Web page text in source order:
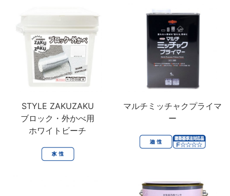
STYLE ZAKUZAKU
ブロック・外かべ用
ホワイトビーチ
マルチミッチャクプライマ
ー